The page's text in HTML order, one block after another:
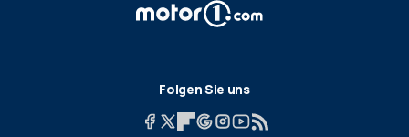
Folgen Sie uns